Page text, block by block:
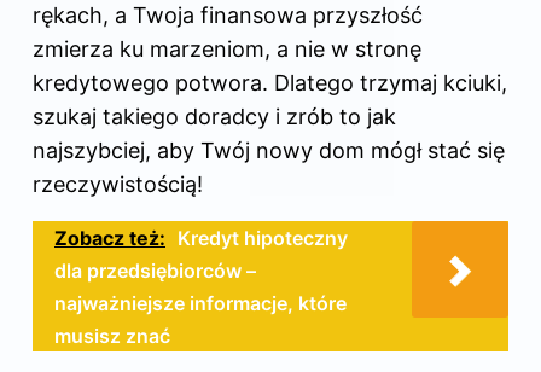
rękach, a Twoja finansowa przyszłość
zmierza ku marzeniom, a nie w stronę
kredytowego potwora. Dlatego trzymaj kciuki,
szukaj takiego doradcy i zrób to jak
najszybciej, aby Twój nowy dom mógł stać się
rzeczywistością!
Zobacz też: Kredyt hipoteczny
dla przedsiębiorców –
najważniejsze informacje, które
musisz znać